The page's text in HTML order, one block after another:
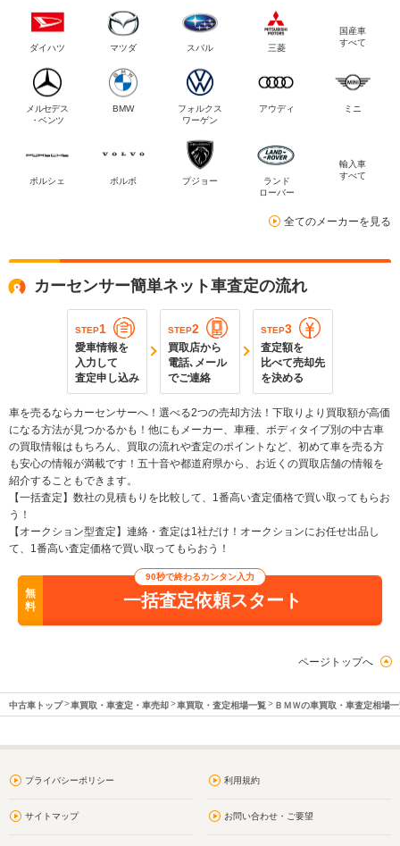
ダイハツ マツダ スバル 三菱
国産車
すべて
メルセデス
・ベンツ
BMW
フォルクス
ワーゲン
アウディ ミニ
ポルシェ ボルボ プジョー
ランド
ローバー
輸入車
すべて
全てのメーカーを見る
カーセンサー簡単ネット車査定の流れ
STEP1
愛車情報を
入力して
査定申し込み
STEP2
買取店から
電話､メール
でご連絡
STEP3
査定額を
比べて売却先
を決める
車を売るならカーセンサーへ！選べる2つの売却方法！下取りより買取額が高価
になる方法が見つかるかも！他にもメーカー、車種、ボディタイプ別の中古車
の買取情報はもちろん、買取の流れや査定のポイントなど、初めて車を売る方
も安心の情報が満載です！五十音や都道府県から、お近くの買取店舗の情報を
紹介することもできます。
【一括査定】数社の見積もりを比較して、1番高い査定価格で買い取ってもらお
う！
【オークション型査定】連絡・査定は1社だけ！オークションにお任せ出品し
て、1番高い査定価格で買い取ってもらおう！
無
料
90秒で終わるカンタン入力
一括査定依頼スタート
ページトップへ
中古車トップ 車買取・車査定・車売却 車買取・査定相場一覧 ＢＭＷの車買取・車査定相場
プライバシーポリシー 利用規約
サイトマップ お問い合わせ・ご要望